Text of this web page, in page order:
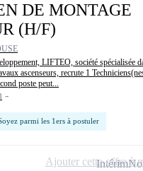
DE MONTAGE
(H/F)
LIFTEO, société spécialisée
ascenseurs, recrute 1
poste peut...
parmi les 1ers à postuler
Intérim
Ajouter cette offre à